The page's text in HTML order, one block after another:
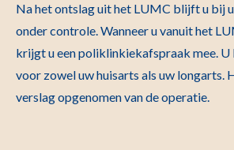
Na het ontslag uit het LUMC blijft u bij
onder controle. Wanneer u vanuit het
krijgt u een poliklinkiekafspraak mee.
voor zowel uw huisarts als uw longarts.
verslag opgenomen van de operatie.